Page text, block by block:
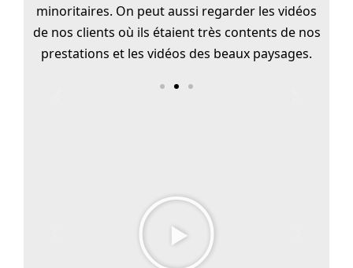
minoritaires. On peut aussi regarder les vidéos
de nos clients où ils étaient très contents de nos
prestations et les vidéos des beaux paysages.